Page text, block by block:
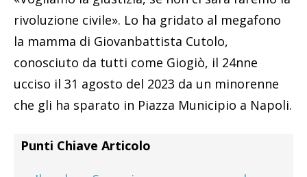
rivoluzione civile». Lo ha gridato al megafono
la mamma di Giovanbattista Cutolo,
conosciuto da tutti come Giogiò, il 24nne
ucciso il 31 agosto del 2023 da un minorenne
che gli ha sparato in Piazza Municipio a Napoli.
Punti Chiave Articolo